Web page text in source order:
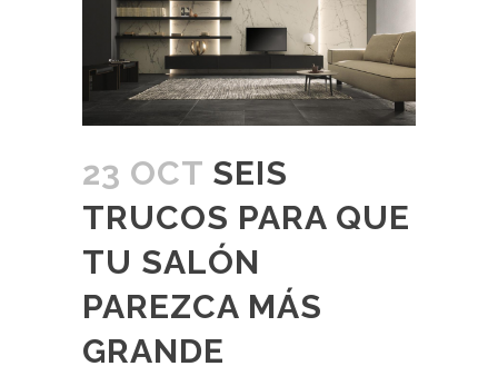
23 OCT SEIS
TRUCOS PARA QUE
TU SALÓN
PAREZCA MÁS
GRANDE